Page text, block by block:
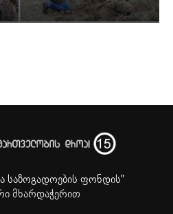
საზოგადოების ფონდის"
მხარდაჭერით